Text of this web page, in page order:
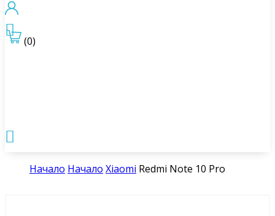
(0)


Начало Начало Xiaomi Redmi Note 10 Pro